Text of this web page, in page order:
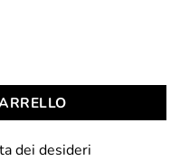
Ematite, Metallo
dei desideri